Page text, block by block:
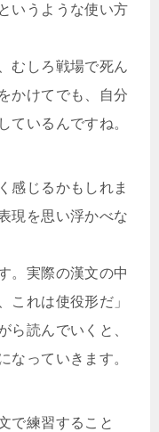
いうような使い方
むしろ戦場で死ん
かけてでも、自分
ているんですね。
感じるかもしれま
現を思い浮かべな
。実際の漢文の中
これは使役形だ」
ら読んでいくと、
なっていきます。
で練習すること